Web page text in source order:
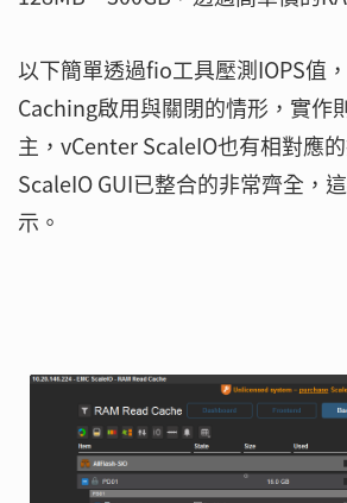
以下簡單透過fio工具壓測IOPS值
Caching啟用與關閉的情形，實作
主，vCenter ScaleIO也有相對應
ScaleIO GUI已整合的非常齊全，
示。